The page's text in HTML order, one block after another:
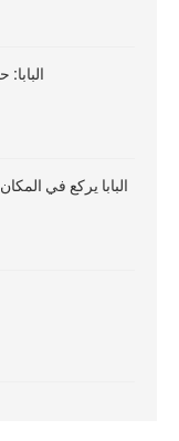
البابا يركع في